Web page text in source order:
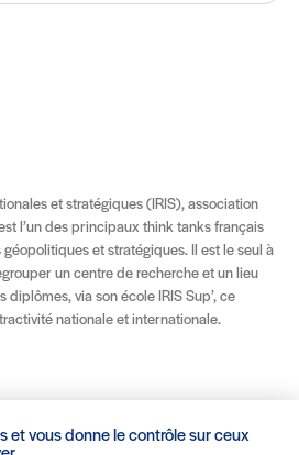
et stratégiques (IRIS), association
l’un des principaux think tanks français
et stratégiques. Il est le seul à
un centre de recherche et un lieu
diplômes, via son école IRIS Sup’, ce
nationale et internationale.
LinkedinFlux RSS
et vous donne le contrôle sur ceux